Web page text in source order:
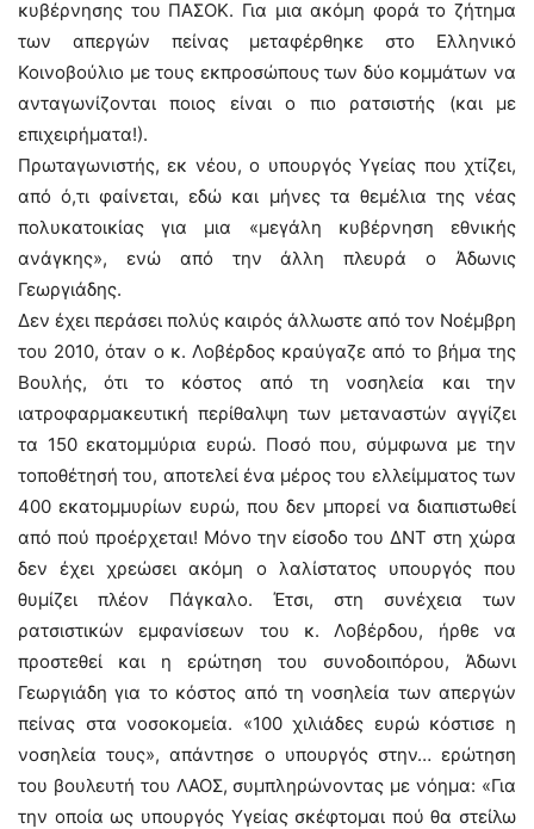
κυβέρνησης του ΠΑΣΟΚ. Για μια ακόμη φορά το ζήτημα
των απεργών πείνας μεταφέρθηκε στο Ελληνικό
Κοινοβούλιο με τους εκπροσώπους των δύο κομμάτων να
ανταγωνίζονται ποιος είναι ο πιο ρατσιστής (και με
επιχειρήματα!).
Πρωταγωνιστής, εκ νέου, ο υπουργός Υγείας που χτίζει,
από ό,τι φαίνεται, εδώ και μήνες τα θεμέλια της νέας
πολυκατοικίας για μια «μεγάλη κυβέρνηση εθνικής
ανάγκης», ενώ από την άλλη πλευρά ο Άδωνις
Γεωργιάδης.
Δεν έχει περάσει πολύς καιρός άλλωστε από τον Νοέμβρη
του 2010, όταν ο κ. Λοβέρδος κραύγαζε από το βήμα της
Βουλής, ότι το κόστος από τη νοσηλεία και την
ιατροφαρμακευτική περίθαλψη των μεταναστών αγγίζει
τα 150 εκατομμύρια ευρώ. Ποσό που, σύμφωνα με την
τοποθέτησή του, αποτελεί ένα μέρος του ελλείμματος των
400 εκατομμυρίων ευρώ, που δεν μπορεί να διαπιστωθεί
από πού προέρχεται! Μόνο την είσοδο του ΔΝΤ στη χώρα
δεν έχει χρεώσει ακόμη ο λαλίστατος υπουργός που
θυμίζει πλέον Πάγκαλο. Έτσι, στη συνέχεια των
ρατσιστικών εμφανίσεων του κ. Λοβέρδου, ήρθε να
προστεθεί και η ερώτηση του συνοδοιπόρου, Άδωνι
Γεωργιάδη για το κόστος από τη νοσηλεία των απεργών
πείνας στα νοσοκομεία. «100 χιλιάδες ευρώ κόστισε η
νοσηλεία τους», απάντησε ο υπουργός στην… ερώτηση
του βουλευτή του ΛΑΟΣ, συμπληρώνοντας με νόημα: «Για
την οποία ως υπουργός Υγείας σκέφτομαι πού θα στείλω